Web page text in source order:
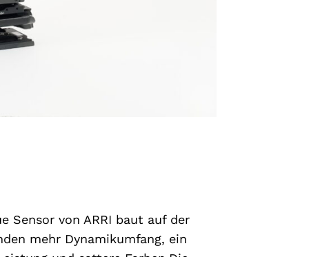
Sensor von ARRI baut auf der
mehr Dynamikumfang, ein